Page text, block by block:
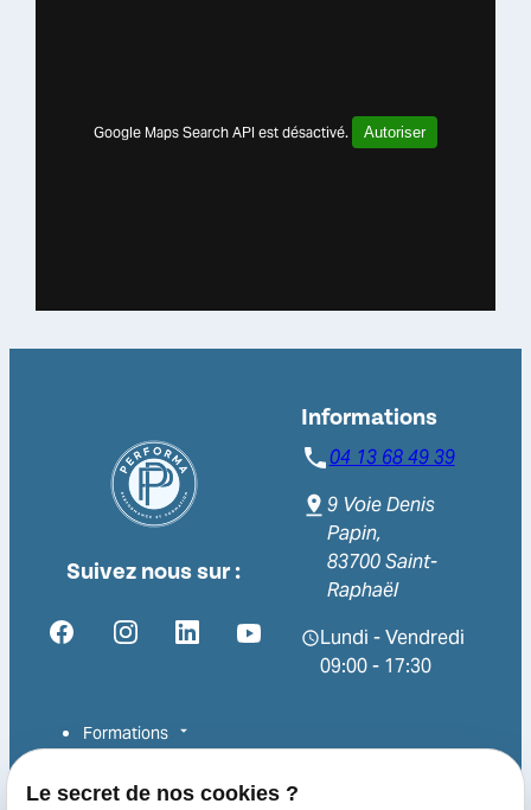
Google Maps Search API est désactivé. Autoriser
Suivez nous sur :
Informations
04 13 68 49 39
9 Voie Denis
Papin,
83700 Saint-
Raphaël
Lundi - Vendredi
09:00 - 17:30
Formations
Alternance
Le secret de nos cookies ?